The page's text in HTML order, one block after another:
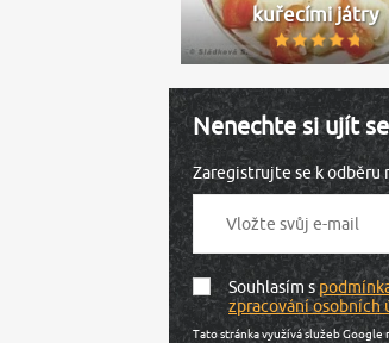
kuřecími játry
Nenechte si ujít
Zaregistrujte se k odběru
Souhlasím s
zpracování osobních
Tato stránka využívá služeb Google